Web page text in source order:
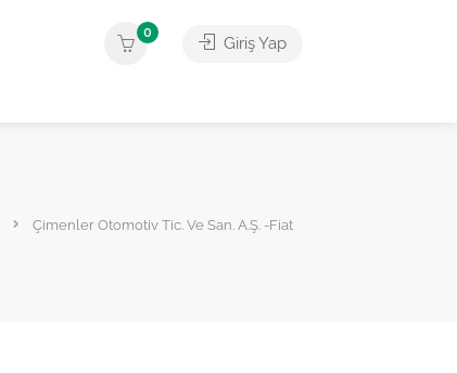
0
Giriş Yap
Çimenler Otomotiv Tic. Ve San. A.Ş. -Fiat